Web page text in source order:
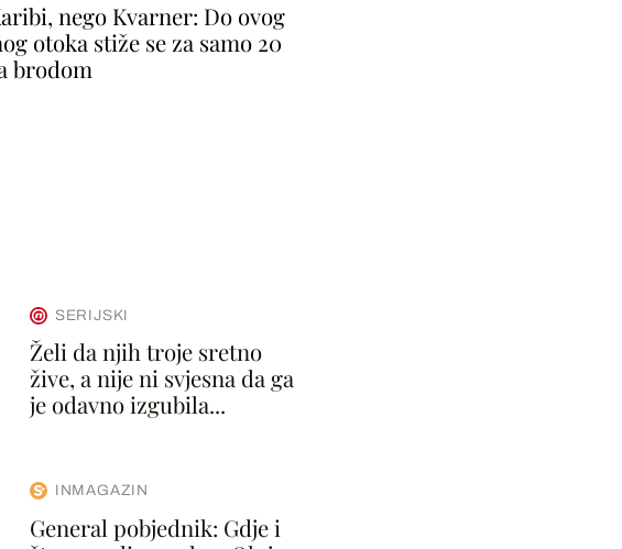
nego Kvarner: Do ovog
otoka stiže se za samo 20
brodom
SERIJSKI
Želi da njih troje sretno
žive, a nije ni svjesna da ga
je odavno izgubila...
INMAGAZIN
General pobjednik: Gdje i